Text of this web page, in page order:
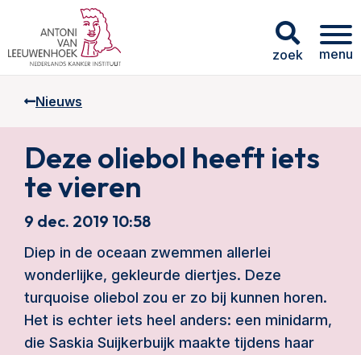
zoek menu
Nieuws
Deze oliebol heeft iets
te vieren
9 dec. 2019 10:58
Diep in de oceaan zwemmen allerlei
wonderlijke, gekleurde diertjes. Deze
turquoise oliebol zou er zo bij kunnen horen.
Het is echter iets heel anders: een minidarm,
die Saskia Suijkerbuijk maakte tijdens haar